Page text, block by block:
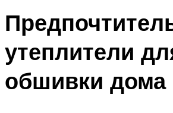
утеплители
обшивки дома